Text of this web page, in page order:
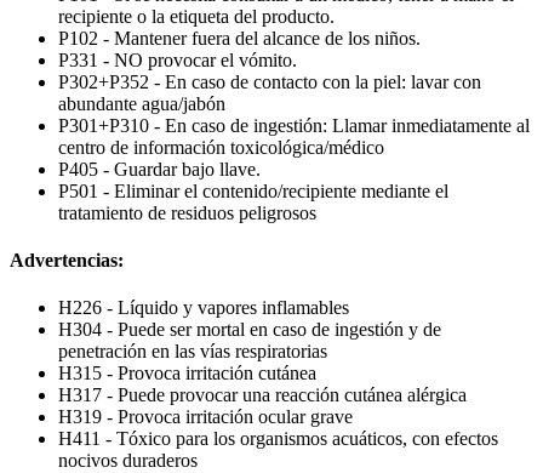
recipiente o la etiqueta del producto.
P102 - Mantener fuera del alcance de los niños.
P331 - NO provocar el vómito.
P302+P352 - En caso de contacto con la piel: lavar con
abundante agua/jabón
P301+P310 - En caso de ingestión: Llamar inmediatamente al
centro de información toxicológica/médico
P405 - Guardar bajo llave.
P501 - Eliminar el contenido/recipiente mediante el
tratamiento de residuos peligrosos
Advertencias:
H226 - Líquido y vapores inflamables
H304 - Puede ser mortal en caso de ingestión y de
penetración en las vías respiratorias
H315 - Provoca irritación cutánea
H317 - Puede provocar una reacción cutánea alérgica
H319 - Provoca irritación ocular grave
H411 - Tóxico para los organismos acuáticos, con efectos
nocivos duraderos